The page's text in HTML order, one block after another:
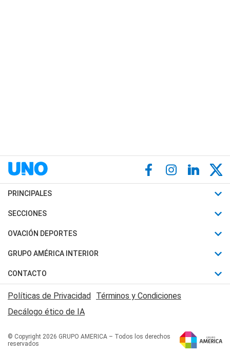
PRINCIPALES
Últimas Noticias
Política
Judiciales
Economia
SECCIONES
Horóscopo
Motores
Trucos caseros
Series y Películas
Edictos y Solicitadas
OVACIÓN DEPORTES
Fútbol
Mundial
Automovilismo
Rugby
Básquet
GRUPO AMÉRICA INTERIOR
Canal 7 en Vivo
San Juan 8
CONTACTO
Acerca de Nosotros
Contactanos
Políticas de Privacidad Términos y Condiciones
Decálogo ético de IA
© Copyright 2026 GRUPO AMERICA – Todos los derechos
reservados